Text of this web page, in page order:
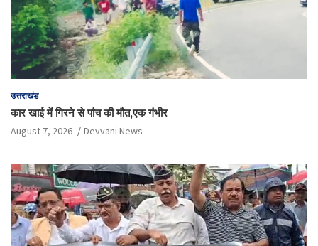
उत्तराखंड
कार खाई में गिरने से पांच की मौत,एक गंभीर
August 7, 2026 Devvani News